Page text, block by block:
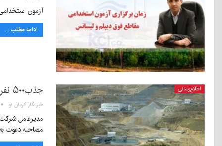
آزمون استخدامی
ادامه مطلب ...
اطلاع‌رسانی جذب۵۰۰ نفر نیروی انسانی در معدن مس درآلو از طریق برگزاری‌ آزمون
خبرنگار کرمان نو
مدیرعامل
مصاحبه دعوت